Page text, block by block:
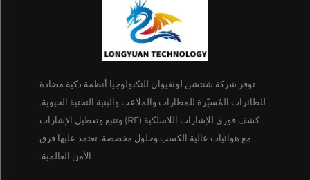
توفر شركة شنتشن لونغيوان للتكنولوجيا أنظمة ذكية مضادة
للطائرات المُسيّرة للمطارات والملاعب والبنية التحتية الحيوية.
كشف فوري للإشارات اللاسلكية (RF) وتتبع وتعطيل الإشارات
مع هوائيات عالية الكسب وحلول مخصصة. تعتمد عليها فرق
الأمن العالمية.